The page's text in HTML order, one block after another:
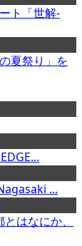
ト「世解-
夏祭り」を
...
はなにか、